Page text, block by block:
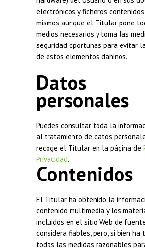
electrónicos y ficheros
mismos aunque el Titular pone
medios necesarios y toma las
seguridad oportunas para evitar
de estos elementos dañinos.
Datos
personales
Puedes consultar toda la
al tratamiento de datos
recoge el Titular en la página de
Privacidad.
Contenidos
El Titular ha obtenido la
contenido multimedia y los
incluidos en el sitio Web de
considera fiables, pero, si bien ha
todas las medidas razonables